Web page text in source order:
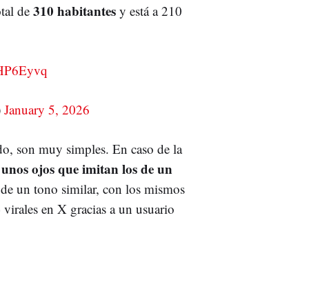
de310 habitantes y está a 210
January 5, 2026
son muy simples. En caso de la
ojos que imitan los de un
un tono similar, con los mismos
en X gracias a un usuario